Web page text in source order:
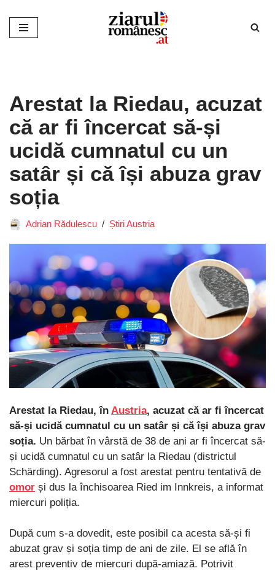
Sari
Arestat la Riedau, acuzat
că ar fi încercat să-și
ucidă cumnatul cu un
satâr și că își abuza grav
soția
Adrian Rădulescu Știri Austria
Arestat la Riedau, în Austria, acuzat că ar fi încercat
să-și ucidă cumnatul cu un satâr și că își abuza grav
soția. Un bărbat în vârstă de 38 de ani ar fi încercat să-
și ucidă cumnatul cu un satâr la Riedau (districtul
Schärding). Agresorul a fost arestat pentru tentativă de
omor și dus la închisoarea Ried im Innkreis, a informat
miercuri poliția.
După cum s-a dovedit, este posibil ca acesta să-și fi
abuzat grav și soția timp de ani de zile. El se află în
arest preventiv de miercuri după-amiază. Potrivit